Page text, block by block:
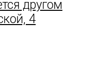
другом
4